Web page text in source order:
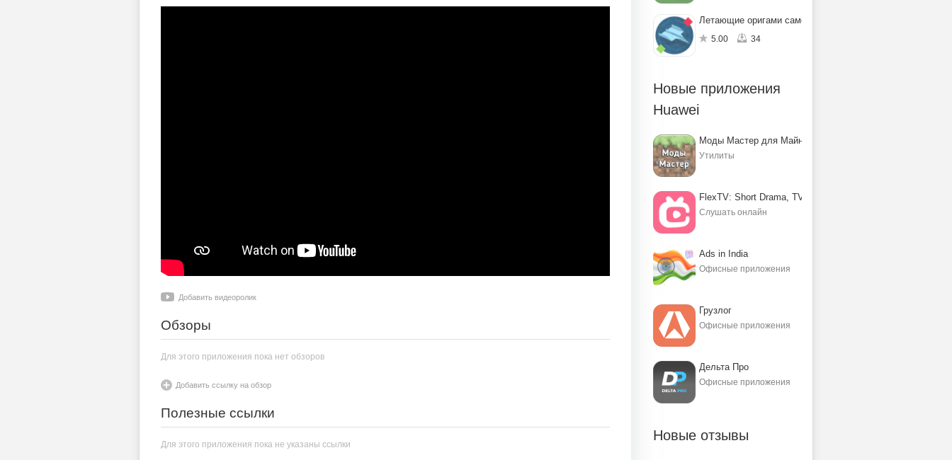
Добавить видеоролик
Обзоры
Для этого приложения пока нет обзоров
Добавить ссылку на обзор
Полезные ссылки
Для этого приложения пока не указаны ссылки
Летающие оригами самолётики
5.00 34
Новые приложения
Huawei
Моды Мастер для Майнкрафт ПЕ
Утилиты
FlexTV: Short Drama, TV, Reels
Слушать онлайн
Ads in India
Офисные приложения
Грузлог
Офисные приложения
Дельта Про
Офисные приложения
Новые отзывы